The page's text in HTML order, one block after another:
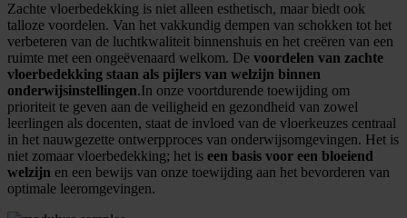
Zachte vloerbedekking is niet alleen esthetisch, maar biedt ook
talloze voordelen. Van het vakkundig dempen van schokken tot het
verbeteren van de luchtkwaliteit binnenshuis en het creëren van een
ruimte met een ongeëvenaard welkom. De voordelen van zachte
vloerbedekking staan als pijlers van welzijn binnen
onderwijsinstellingen.In onze voortdurende toewijding om
prioriteit te geven aan de veiligheid en gezondheid van zowel
leerlingen als docenten, staat de invloed van de vloerkeuzes centraal
in het nauwgezette ontwerpproces van onderwijsomgevingen. Het is
niet zomaar vloerbedekking; het is een basis voor een bloeiend
welzijn en een bewijs van onze toewijding aan het bevorderen van
optimale leeromgevingen.